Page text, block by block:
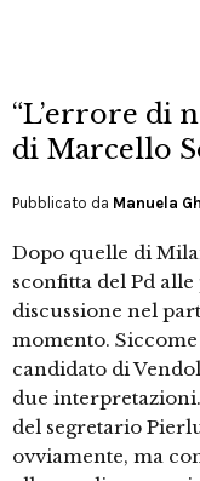
“L’errore di
di Marcello
Pubblicato da Manuela
Dopo quelle di
sconfitta del Pd
discussione nel
momento.
candidato di
due
del segretario
ovviamente, ma